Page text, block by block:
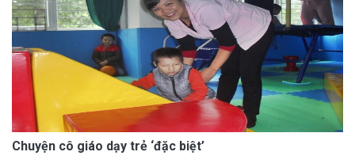
Chuyện cô giáo dạy trẻ ‘đặc biệt’